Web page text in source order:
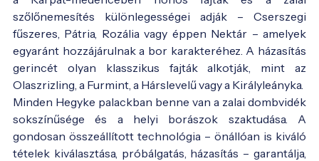
szőlőnemesítés különlegességei adják – Cserszegi
fűszeres, Pátria, Rozália vagy éppen Nektár – amelyek
egyaránt hozzájárulnak a bor karakteréhez. A házasítás
gerincét olyan klasszikus fajták alkotják, mint az
Olaszrizling, a Furmint, a Hárslevelű vagy a Királyleányka.
Minden Hegyke palackban benne van a zalai dombvidék
sokszínűsége és a helyi borászok szaktudása. A
gondosan összeállított technológia – önállóan is kiváló
tételek kiválasztása, próbálgatás, házasítás – garantálja,